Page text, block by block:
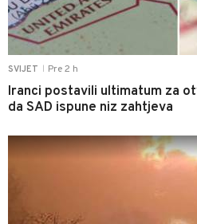
SVIJET Pre 2 h
Iranci postavili ultimatum za
da SAD ispune niz zahtjeva